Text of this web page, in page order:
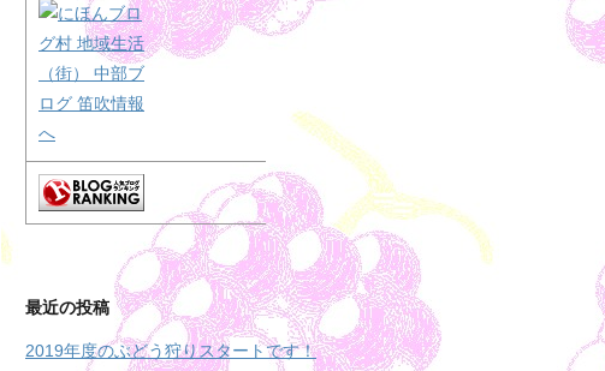
最近の投稿
2019年度のぶどう狩りスタートです！